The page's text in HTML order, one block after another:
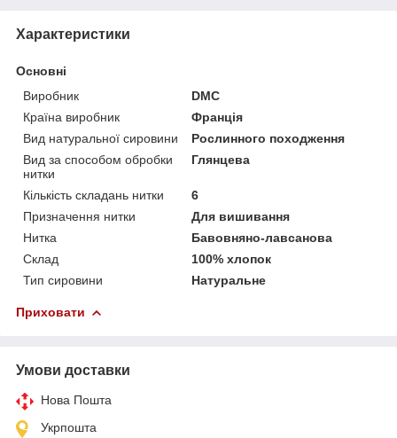
Характеристики
Основні
Виробник
DMC
Країна виробник
Франція
Вид натуральної сировини
Рослинного походження
Вид за способом обробки
нитки
Глянцева
Кількість складань нитки
6
Призначення нитки
Для вишивання
Нитка
Бавовняно-лавсанова
Склад
100% хлопок
Тип сировини
Натуральне
Приховати
Умови доставки
Нова Пошта
Укрпошта